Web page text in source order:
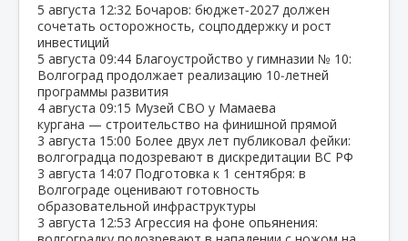
5 августа 12:32 Бочаров: бюджет‑2027 должен
сочетать осторожность, соцподдержку и рост
инвестиций
5 августа 09:44 Благоустройство у гимназии № 10:
Волгоград продолжает реализацию 10‑летней
программы развития
4 августа 09:15 Музей СВО у Мамаева
кургана — строительство на финишной прямой
3 августа 15:00 Более двух лет публиковал фейки:
волгоградца подозревают в дискредитации ВС РФ
3 августа 14:07 Подготовка к 1 сентября: в
Волгограде оценивают готовность
образовательной инфраструктуры
3 августа 12:53 Агрессия на фоне опьянения: